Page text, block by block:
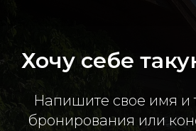
Хочу себе
Напишите свое имя и
бронирования или